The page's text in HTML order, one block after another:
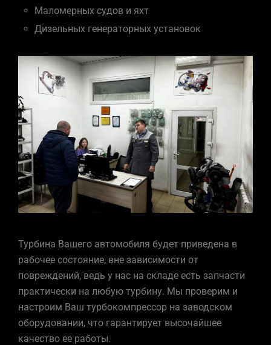
Маломерных судов и яхт
Дизельных генераторных установок
Турбина Вашего автомобиля будет приведена в
рабочее состояние, вне зависимости от
повреждений, ведь у нас на складе есть запчасти
практически на любую турбину. Мы проверим и
настроим Ваш турбокомпрессор на заводском
оборудовании, что гарантирует высочайшее
качество ее работы.